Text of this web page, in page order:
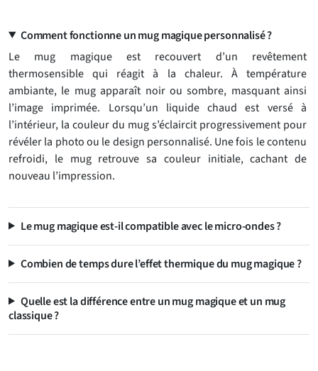
Comment fonctionne un mug magique personnalisé ?
Le mug magique est recouvert d’un revêtement
thermosensible qui réagit à la chaleur. À température
ambiante, le mug apparaît noir ou sombre, masquant ainsi
l’image imprimée. Lorsqu’un liquide chaud est versé à
l’intérieur, la couleur du mug s’éclaircit progressivement pour
révéler la photo ou le design personnalisé. Une fois le contenu
refroidi, le mug retrouve sa couleur initiale, cachant de
nouveau l’impression.
Le mug magique est-il compatible avec le micro-ondes ?
Combien de temps dure l’effet thermique du mug magique ?
Quelle est la différence entre un mug magique et un mug
classique ?